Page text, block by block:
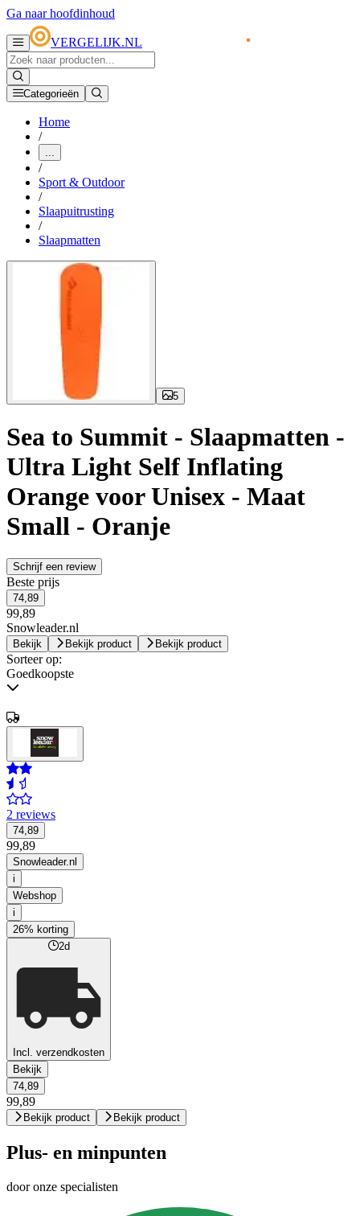
Ga naar hoofdinhoud
VERGELIJK.NL
Categorieën
Home
/
...
/
Sport & Outdoor
/
Slaapuitrusting
/
Slaapmatten
5
Sea to Summit - Slaapmatten -
Ultra Light Self Inflating
Orange voor Unisex - Maat
Small - Oranje
Schrijf een review
Beste prijs
74,89
99,89
Snowleader.nl
Bekijk Bekijk product Bekijk product
Sorteer op:
Goedkoopste
2 reviews
74,89
99,89
Snowleader.nl
i
Webshop
i
26% korting
2d
Incl. verzendkosten
Bekijk
74,89
99,89
Bekijk product Bekijk product
Plus- en minpunten
door onze specialisten